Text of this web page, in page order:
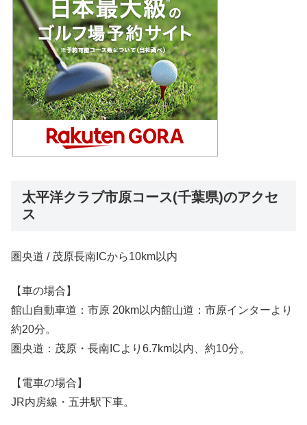
太平洋クラブ市原コース(千葉県)のアクセ
ス
圏央道 / 茂原長南ICから10km以内
【車の場合】
館山自動車道：市原 20km以内館山道：市原インターより
約20分。
圏央道：茂原・長南ICより6.7km以内、約10分。
【電車の場合】
JR内房線・五井駅下車。